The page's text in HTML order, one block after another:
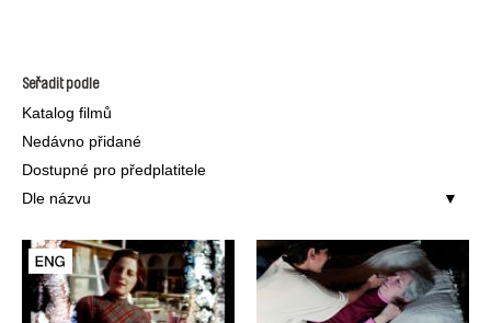
Seřadit podle
Katalog filmů
Nedávno přidané
Dostupné pro předplatitele
Dle názvu